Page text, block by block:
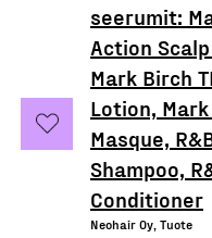
seerumit:
Action
Mark Birch
Lotion,
Masque,
Shampoo,
Conditioner
Neohair Oy, Tuote